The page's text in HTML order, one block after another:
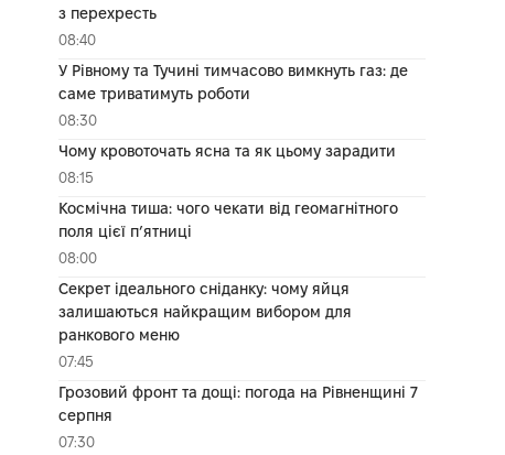
з перехресть
08:40
У Рівному та Тучині тимчасово вимкнуть газ: де
саме триватимуть роботи
08:30
Чому кровоточать ясна та як цьому зарадити
08:15
Космічна тиша: чого чекати від геомагнітного
поля цієї п’ятниці
08:00
Секрет ідеального сніданку: чому яйця
залишаються найкращим вибором для
ранкового меню
07:45
Грозовий фронт та дощі: погода на Рівненщині 7
серпня
07:30